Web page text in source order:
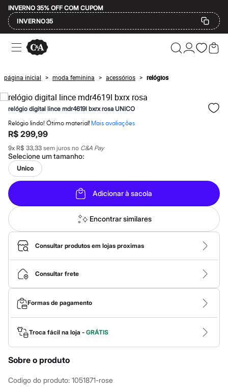
INVERNO 35% OFF COM CUPOM
INVERNO35
Ofertas
Compre por Departamento
Masculino
Infantil
Calçados
Mindse7
Plus Size
Até 20% off
Até 40% off
Até 60% off
A partir de 60% off
Feminino
Em alta
Inverno
Alfaiataria
Novidades
Roupas
Blusas e Camisetas
Básicos
Calças
Casacos e Jaquetas
Jeans
Macacões
Saias
Shorts e Bermudas
Vestidos
Acessórios
Bolsas
Bonés e Chapéus
Bijoux
Cintos
Óculos
Relógios
Calçados
Botas
Chinelos
Rasteirinhas
página inicial > moda feminina > acessórios > relógios
relógio digital lince mdr4619l bxrx rosa UNICO
Relógio lindo! Ótimo material! Mais avaliações
R$ 299,99
9x R$ 33,33 sem juros no C&A Pay
Selecione umtamanho:
Unico
Adicionar à sacola
Encontrar similares
Consultar produtos em lojas proximas
Consultar frete
Formas de pagamento
Troca fácil na loja - GRÁTIS
Sobre o produto
Codigo do produto: 1051871-rose